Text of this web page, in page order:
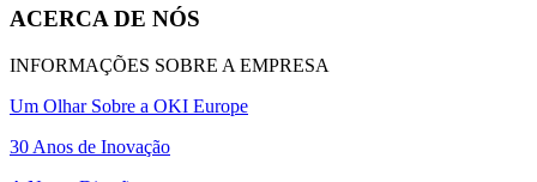
ACERCA DE NÓS
INFORMAÇÕES SOBRE A EMPRESA
Um Olhar Sobre a OKI Europe
30 Anos de Inovação